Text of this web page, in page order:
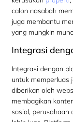
calon nasabah
juga membantu
yang mungkin
Integrasi
Integrasi dengan
untuk memperluas
diberikan oleh
membagikan
sosial, perusahaan